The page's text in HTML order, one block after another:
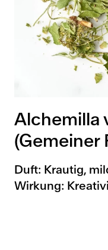
Alchemilla
(Gemeiner
Duft: Krautig,
Wirkung: